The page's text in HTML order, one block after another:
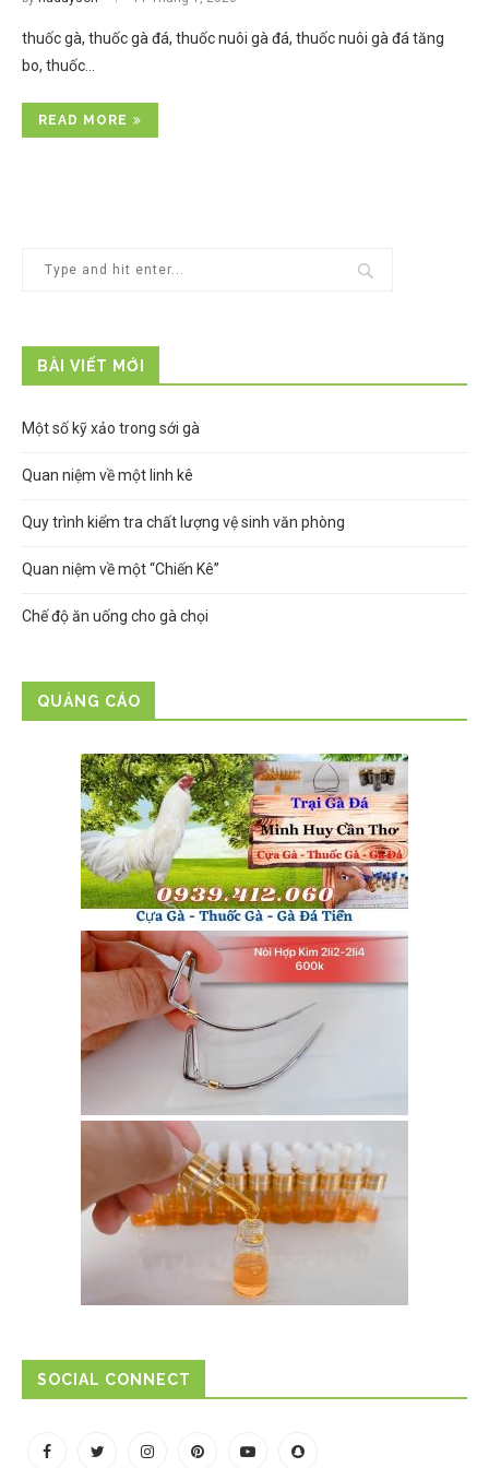
thuốc gà, thuốc gà đá, thuốc nuôi gà đá, thuốc nuôi gà đá tăng
bo, thuốc…
READ MORE
BÀI VIẾT MỚI
Một số kỹ xảo trong sới gà
Quan niệm về một linh kê
Quy trình kiểm tra chất lượng vệ sinh văn phòng
Quan niệm về một “Chiến Kê”
Chế độ ăn uống cho gà chọi
QUẢNG CÁO
SOCIAL CONNECT